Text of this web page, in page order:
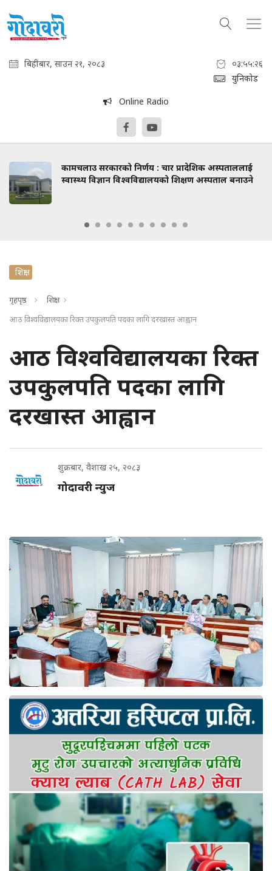
बिहीबार, साउन २१, २०८३
०३:५५:२७
युनिकोड
Online Radio
कामचलाउ सरकारको निर्णय : चार प्रादेशिक अस्पताललाई
स्वास्थ्य विज्ञान विश्वविद्यालयको शिक्षण अस्पताल बनाउने
शिक्षा
गृहपृष्ठ
शिक्षा
आठ विश्वविद्यालयका रिक्त उपकुलपति पदका लागि दरखास्त आह्वान
आठ विश्वविद्यालयका रिक्त
उपकुलपति पदका लागि
दरखास्त आह्वान
शुक्रबार, वैशाख २५, २०८३
गोदावरी न्युज